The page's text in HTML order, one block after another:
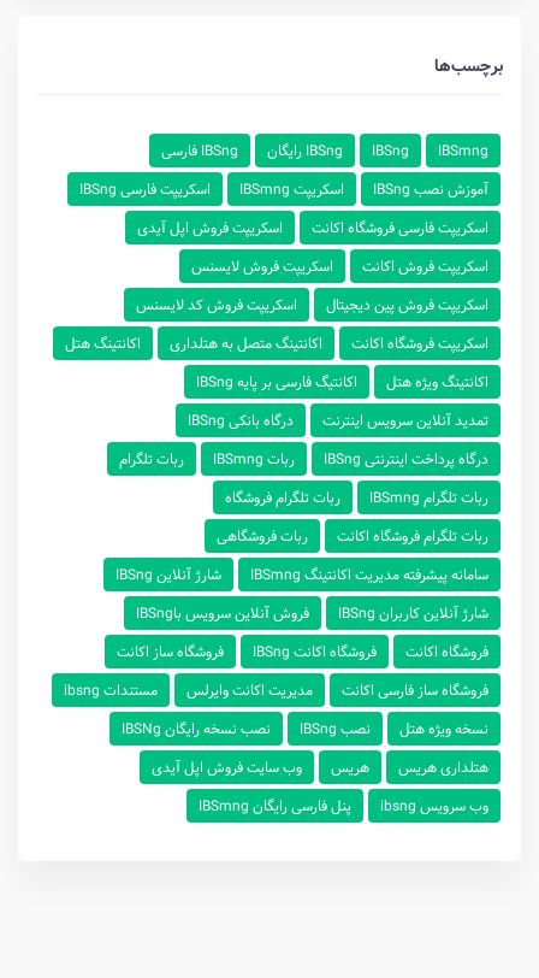
برچسب‌ها
IBSmng
IBSng IBSng رایگان
IBSng فارسی
آموزش نصب IBSng
اسکریپت IBSmng
اسکریپت فارسی IBSng
اسکریپت فارسی فروشگاه اکانت
اسکریپت فروش اپل آیدی
اسکریپت فروش اکانت
اسکریپت فروش لایسنس
اسکریپت فروش پین دیجیتال
اسکریپت فروش کد لایسنس
اسکریپت فروشگاه اکانت
اکانتینگ متصل به هتلداری
اکانتینگ هتل
اکانتینگ ویژه هتل
اکانتیگ فارسی بر پایه IBSng
تمدید آنلاین سرویس اینترنت
درگاه بانکی IBSng
درگاه پرداخت اینترنتی IBSng
ربات IBSmng
ربات تلگرام
ربات تلگرام IBSmng
ربات تلگرام فروشگاه
ربات تلگرام فروشگاه اکانت
ربات فروشگاهی
سامانه پیشرفته مدیریت اکانتینگ IBSmng
شارژ آنلاین IBSng
شارژ‌ آنلاین ‌کاربران IBSng
فروش آنلاین سرویس باIBSng
فروشگاه اکانت
فروشگاه اکانت IBSng
فروشگاه ساز اکانت
فروشگاه ساز فارسی اکانت
مدیریت اکانت وایرلس
مستندات ibsng
نسخه ویژه هتل
نصب IBSng
نصب نسخه رایگان IBSNg
هتلداری هریس
هریس
وب سایت فروش اپل آیدی
وب سرویس ibsng
پنل فارسی رایگان IBSmng